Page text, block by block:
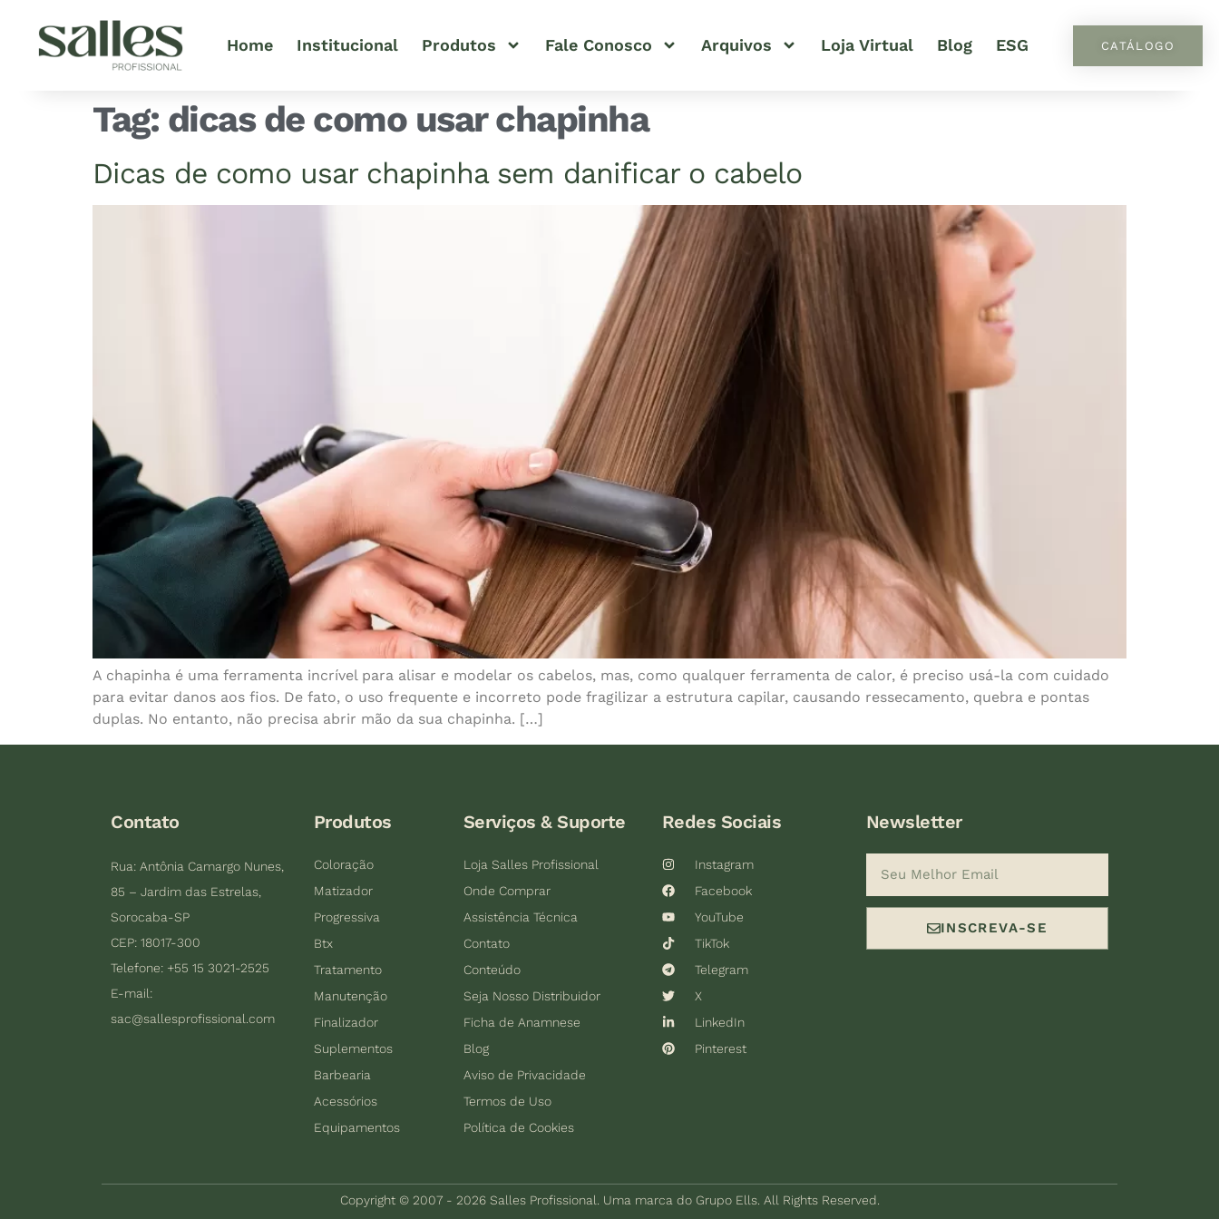
Home Institucional Produtos Fale Conosco Arquivos Loja Virtual Blog ESG CATÁLOGO
Tag: dicas de como usar chapinha
Dicas de como usar chapinha sem danificar o cabelo
A chapinha é uma ferramenta incrível para alisar e modelar os cabelos, mas, como qualquer ferramenta de calor, é preciso usá-la com cuidado
para evitar danos aos fios. De fato, o uso frequente e incorreto pode fragilizar a estrutura capilar, causando ressecamento, quebra e pontas
duplas. No entanto, não precisa abrir mão da sua chapinha. […]
Contato
Rua: Antônia Camargo Nunes,
85 – Jardim das Estrelas,
Sorocaba-SP
CEP: 18017-300
Telefone: +55 15 3021-2525
E-mail:
sac@sallesprofissional.com
Produtos
Coloração
Matizador
Progressiva
Btx
Tratamento
Manutenção
Finalizador
Suplementos
Barbearia
Acessórios
Equipamentos
Serviços & Suporte
Loja Salles Profissional
Onde Comprar
Assistência Técnica
Contato
Conteúdo
Seja Nosso Distribuidor
Ficha de Anamnese
Blog
Aviso de Privacidade
Termos de Uso
Política de Cookies
Redes Sociais
Instagram
Facebook
YouTube
TikTok
Telegram
X
LinkedIn
Pinterest
Newsletter
INSCREVA-SE
Copyright © 2007 - 2026 Salles Profissional. Uma marca do Grupo Ells. All Rights Reserved.